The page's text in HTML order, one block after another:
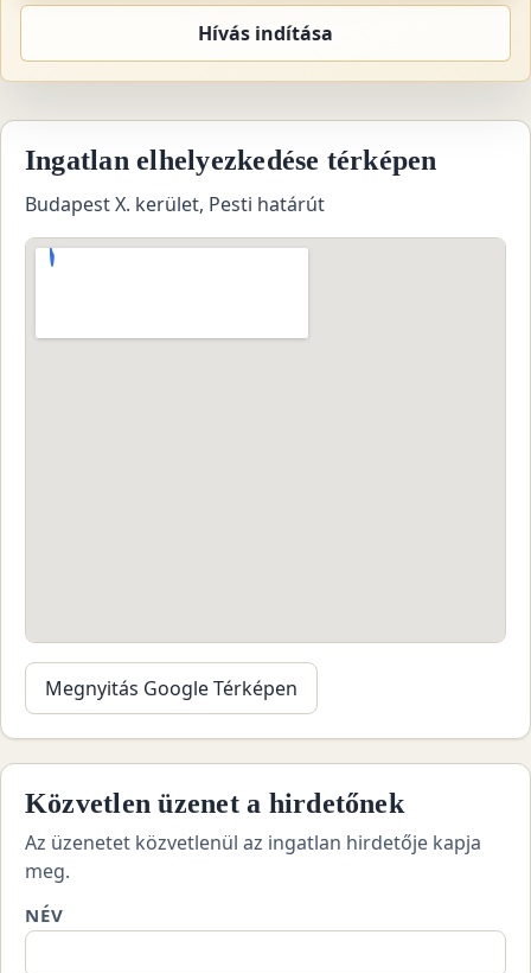
Hívás indítása
Ingatlan elhelyezkedése térképen
Budapest X. kerület, Pesti határút
Megnyitás Google Térképen
Közvetlen üzenet a hirdetőnek
Az üzenetet közvetlenül az ingatlan hirdetője kapja
meg.
NÉV